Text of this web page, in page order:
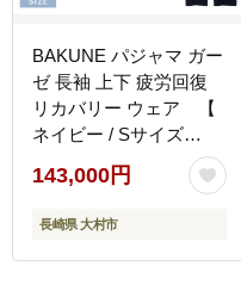
BAKUNE パジャマ ガー
ゼ 長袖 上下 疲労回復
リカバリー ウェア 【
ネイビー / Sサイズ
】 / テンシャル
bakune パジャマ リカバ
リーウェア 疲労回復 ス
会社TENTIAL
143,000円
長崎県 大村市